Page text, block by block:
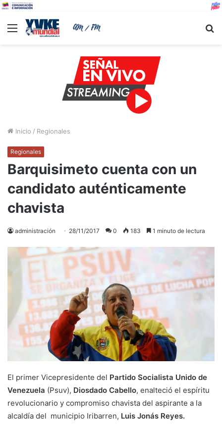
Menu
Inicio / Regionales
Regionales
Barquisimeto cuenta con un
candidato auténticamente
chavista
administración 28/11/2017 0 183 1 minuto de lectura
El primer Vicepresidente del Partido Socialista Unido de
Venezuela (Psuv), Diosdado Cabello, enalteció el espíritu
revolucionario y compromiso chavista del aspirante a la
alcaldía del municipio Iribarren, Luis Jonás Reyes.